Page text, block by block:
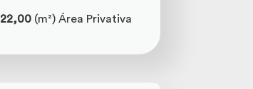
22,00 (m²) Área Privativa